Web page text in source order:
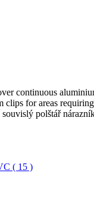
continuous
clips for areas
polštář
( 15 )